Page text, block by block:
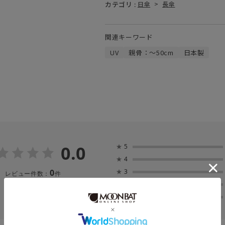
カテゴリ : 日傘 > 長傘
関連キーワード
UV
親骨：～50cm 日本製
0.0
レビュー件数： 0件
★ 5
★ 4
★ 3
★ 1